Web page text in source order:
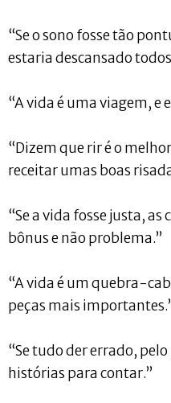
“Se o sono fosse tão
estaria descansado
“A vida é uma viagem, e
“Dizem que rir é o
receitar umas boas
“Se a vida fosse justa,
bônus e não problema.”
“A vida é um quebra-
peças mais
“Se tudo der errado,
histórias para contar.”